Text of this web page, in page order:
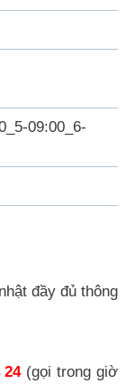
09:00_6-
đầy đủ thông
24(gọi trong giờ